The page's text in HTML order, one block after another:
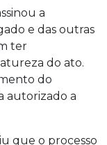
a
e das outras
ter
do ato.
do
autorizado a
que o processo